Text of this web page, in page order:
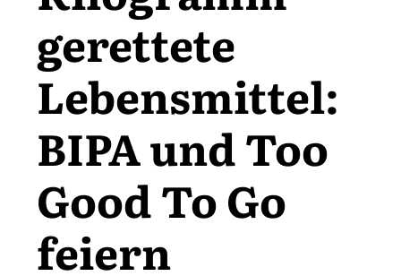
gerettete
Lebensmittel:
BIPA und Too
Good To Go
feiern